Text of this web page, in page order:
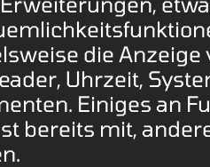
die Anzeige
Uhrzeit,
Einiges an
bereits mit,